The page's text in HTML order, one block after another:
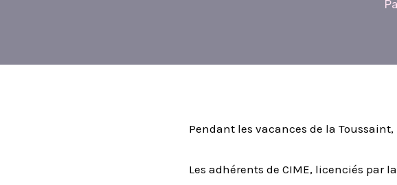
Pendant les vacances de la
Les adhérents de CIME, licenciés par